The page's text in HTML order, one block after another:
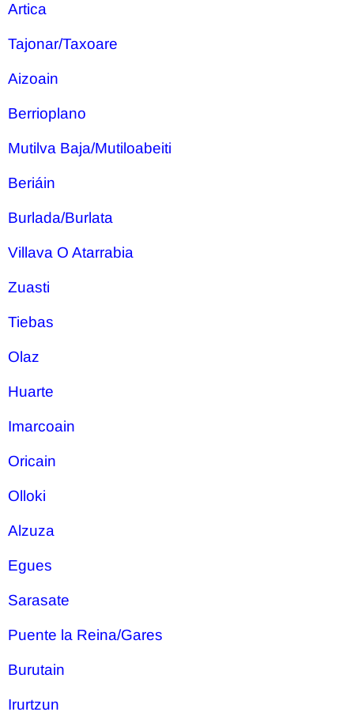
Artica
Tajonar/Taxoare
Aizoain
Berrioplano
Mutilva Baja/Mutiloabeiti
Beriáin
Burlada/Burlata
Villava O Atarrabia
Zuasti
Tiebas
Olaz
Huarte
Imarcoain
Oricain
Olloki
Alzuza
Egues
Sarasate
Puente la Reina/Gares
Burutain
Irurtzun